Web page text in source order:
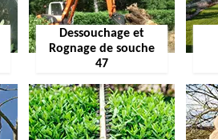
Dessouchage et
Rognage de souche
47